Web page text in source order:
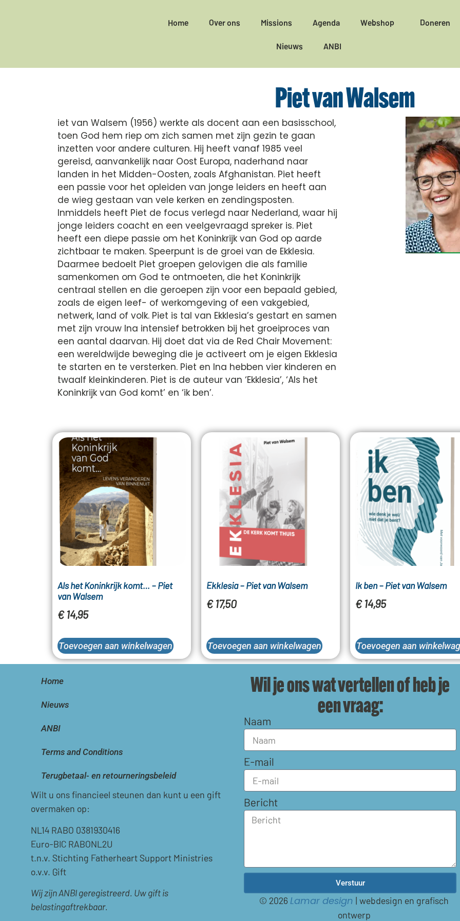
Home Over ons Missions Agenda Webshop Doneren
Nieuws ANBI
Piet van Walsem
iet van Walsem (1956) werkte als docent aan een basisschool,
toen God hem riep om zich samen met zijn gezin te gaan
inzetten voor andere culturen. Hij heeft vanaf 1985 veel
gereisd, aanvankelijk naar Oost Europa, naderhand naar
landen in het Midden-Oosten, zoals Afghanistan. Piet heeft
een passie voor het opleiden van jonge leiders en heeft aan
de wieg gestaan van vele kerken en zendingsposten.
Inmiddels heeft Piet de focus verlegd naar Nederland, waar hij
jonge leiders coacht en een veelgevraagd spreker is. Piet
heeft een diepe passie om het Koninkrijk van God op aarde
zichtbaar te maken. Speerpunt is de groei van de Ekklesia.
Daarmee bedoelt Piet groepen gelovigen die als familie
samenkomen om God te ontmoeten, die het Koninkrijk
centraal stellen en die geroepen zijn voor een bepaald gebied,
zoals de eigen leef- of werkomgeving of een vakgebied,
netwerk, land of volk. Piet is tal van Ekklesia’s gestart en samen
met zijn vrouw Ina intensief betrokken bij het groeiproces van
een aantal daarvan. Hij doet dat via de Red Chair Movement:
een wereldwijde beweging die je activeert om je eigen Ekklesia
te starten en te versterken. Piet en Ina hebben vier kinderen en
twaalf kleinkinderen. Piet is de auteur van ‘Ekklesia’, ‘Als het
Koninkrijk van God komt’ en ‘ik ben’.
Als het Koninkrijk komt… – Piet
van Walsem
€14,95
Toevoegen aan winkelwagen
Ekklesia – Piet van Walsem
€17,50
Toevoegen aan winkelwagen
Ik ben – Piet van Walsem
€14,95
Toevoegen aan
Home
Nieuws
ANBI
Terms and Conditions
Terugbetaal- en retourneringsbeleid
Wilt u ons financieel steunen dan kunt u een gift
overmaken op:
NL14 RABO 0381930416
Euro-BIC RABONL2U
t.n.v. Stichting Fatherheart Support Ministries
o.v.v. Gift
Wij zijn ANBI geregistreerd. Uw gift is
belastingaftrekbaar.
Wil je ons wat vertellen of heb je
een vraag:
Naam
E-mail
Bericht
Verstuur
© 2026Lamar design | webdesign en grafisch
ontwerp